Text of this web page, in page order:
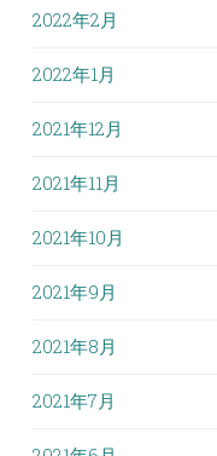
2022年2月
2022年1月
2021年12月
2021年11月
2021年10月
2021年9月
2021年8月
2021年7月